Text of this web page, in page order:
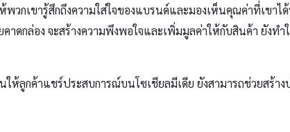
กเขารู้สึกถึงความใส่ใจของแบรนด์และมองเห็นคุณค่าที่เขาไ
าดกล่อง จะสร้างความพึงพอใจและเพิ่มมูลค่าให้กับสินค้า ยัง
ห้ลูกค้าแชร์ประสบการณ์บนโซเชียลมีเดีย ยังสามารถช่วยสร้